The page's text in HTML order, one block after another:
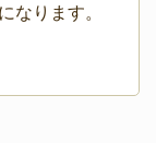
なります。